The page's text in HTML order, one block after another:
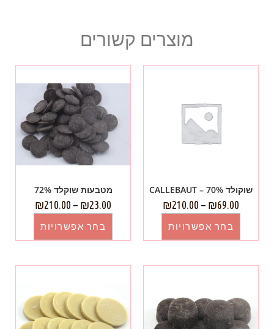
מוצרים קשורים
שוקולד 70% – CALLEBAUT
₪69.00
–
₪210.00
בחר אפשרויות
מטבעות שוקלד 72%
₪23.00
–
₪210.00
בחר אפשרויות